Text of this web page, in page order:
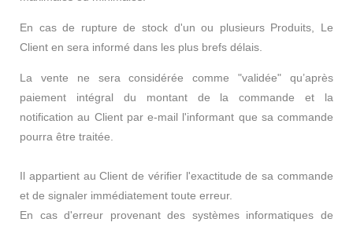
En cas de rupture de stock d'un ou plusieurs Produits, Le
Client en sera informé dans les plus brefs délais.
La vente ne sera considérée comme "validée" qu’après
paiement intégral du montant de la commande et la
notification au Client par e-mail l'informant que sa commande
pourra être traitée.
Il appartient au Client de vérifier l'exactitude de sa commande
et de signaler immédiatement toute erreur.
En cas d'erreur provenant des systèmes informatiques de